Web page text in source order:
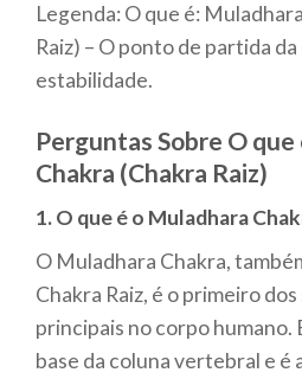
Legenda: O que é:
Raiz) – O ponto de partida
estabilidade.
Perguntas Sobre O
Chakra (Chakra Raiz)
1. O que é o Muladhara
O Muladhara Chakra,
Chakra Raiz, é o primeiro
principais no corpo humano.
base da coluna vertebral e é